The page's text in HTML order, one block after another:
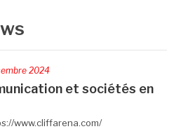
2024
et sociétés en
www.cliffarena.com/